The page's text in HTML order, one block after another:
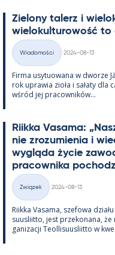
Zie­lony ta­lerz i
wie­lo­kul­tu­rowość to
Kategorie
Wiadomości
2024-08-13
Firma usy­tuowana w dworze
rok uprawia zioła i sałaty dla
wśród jej pracow­ników...
Riikka Va­sama:
nie zrozu­mie­nia i
wygląda życie
pracow­nika
Kategorie
Związek
2024-08-13
Riikka Va­sama, sze­fowa
suus­liitto, jest prze­ko­nana,
ga­nizacji Teol­li­suus­liitto w